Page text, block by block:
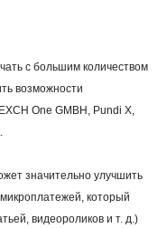
с большим количеством
возможности
One GMBH, Pundi X,
значительно улучшить
который
видеороликов и т. д.)